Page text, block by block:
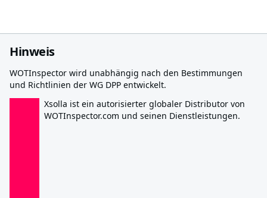
Hinweis
WOTInspector wird unabhängig nach den Bestimmungen
und Richtlinien der WG DPP entwickelt.
Xsolla ist ein autorisierter globaler Distributor von
WOTInspector.com und seinen Dienstleistungen.